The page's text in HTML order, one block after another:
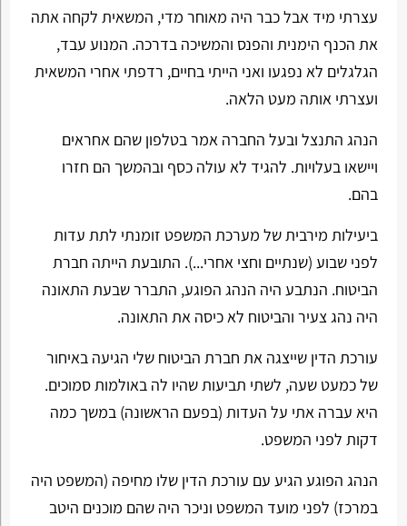
עצרתי מיד אבל כבר היה מאוחר מדי, המשאית לקחה אתה
את הכנף הימנית והפנס והמשיכה בדרכה. המנוע עבד,
הגלגלים לא נפגעו ואני הייתי בחיים, רדפתי אחרי המשאית
ועצרתי אותה מעט הלאה.
הנהג התנצל ובעל החברה אמר בטלפון שהם אחראים
ויישאו בעלויות. להגיד לא עולה כסף ובהמשך הם חזרו
בהם.
ביעילות מירבית של מערכת המשפט זומנתי לתת עדות
לפני שבוע (שנתיים וחצי אחרי...). התובעת הייתה חברת
הביטוח. הנתבע היה הנהג הפוגע, התברר שבעת התאונה
היה נהג צעיר והביטוח לא כיסה את התאונה.
עורכת הדין שייצגה את חברת הביטוח שלי הגיעה באיחור
של כמעט שעה, לשתי תביעות שהיו לה באולמות סמוכים.
היא עברה אתי על העדות (בפעם הראשונה) במשך כמה
דקות לפני המשפט.
הנהג הפוגע הגיע עם עורכת הדין שלו מחיפה (המשפט היה
במרכז) לפני מועד המשפט וניכר היה שהם מוכנים היטב